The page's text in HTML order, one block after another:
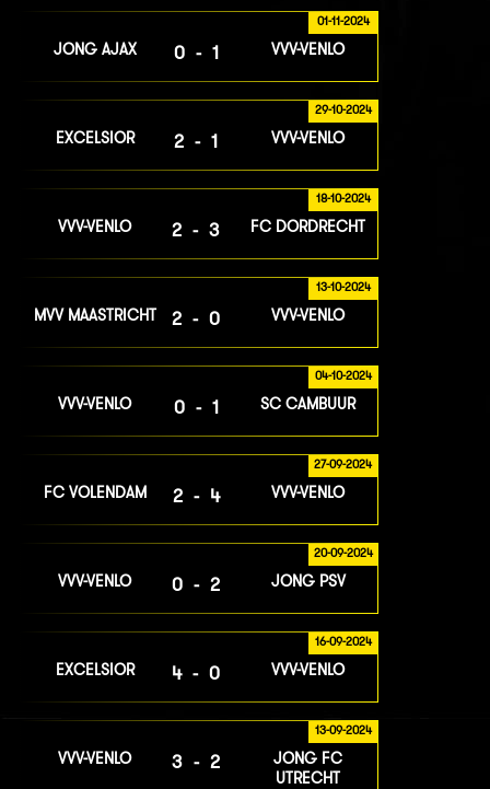
01-11-2024
JONG AJAX 0-1 VVV-VENLO
29-10-2024
EXCELSIOR 2-1 VVV-VENLO
18-10-2024
VVV-VENLO 2-3 FC DORDRECHT
13-10-2024
MVV MAASTRICHT 2-0 VVV-VENLO
04-10-2024
VVV-VENLO 0-1 SC CAMBUUR
27-09-2024
FC VOLENDAM 2-4 VVV-VENLO
20-09-2024
VVV-VENLO 0-2 JONG PSV
16-09-2024
EXCELSIOR 4-0 VVV-VENLO
13-09-2024
VVV-VENLO 3-2
JONG FC
UTRECHT